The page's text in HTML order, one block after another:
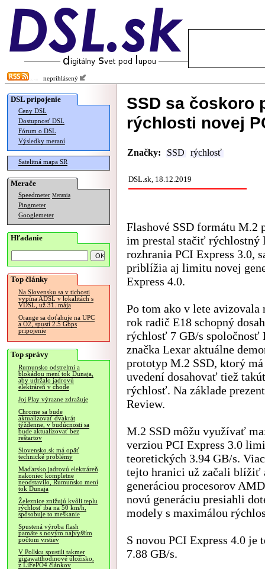
neprihlásený
DSL pripojenie
Ceny DSL
Dostupnosť DSL
Fórum o DSL
Výsledky meraní
Satelitná mapa SR
Merače
Speedmeter Merania
Pingmeter
Googlemeter
Hľadanie
Top články
Na Slovensku sa v tichosti
vypína ADSL v lokalitách s
VDSL, už 31. mája
Orange sa doťahuje na UPC
a O2, spustí 2.5 Gbps
pripojenie
Top správy
Rumunsko odstrelmi a
blokádou mení tok Dunaja,
aby udržalo jadrovú
elektráreň v chode
Joj Play výrazne zdražuje
Chrome sa bude
aktualizovať dvakrát
týždenne, v budúcnosti sa
bude aktualizovať bez
reštartov
Slovensko.sk má opäť
technické problémy
Maďarsko jadrovú elektráreň
nakoniec kompletne
neodstavilo, Rumunsko mení
tok Dunaja
Železnice znižujú kvôli teplu
rýchlosť iba na 50 km/h,
spôsobuje to meškanie
Spustená výroba flash
pamäte s novým najvyšším
počtom vrstiev
V Poľsku spustili takmer
gigawatthodinové úložisko,
z LiFePO4 článkov
SSD sa čoskoro
rýchlosti novej
Značky: SSD rýchlosť
DSL.sk, 18.12.2019
Flashové SSD formátu M.2
im prestal stačiť
rozhrania PCI Express 3.0,
priblížia aj limitu novej
Express 4.0.
Po tom ako v lete avizovala
rok radič E18 schopný
rýchlosť 7 GB/s spoločnosť
značka Lexar aktuálne
prototyp M.2 SSD, ktorý
uvedení dosahovať tiež
rýchlosť. Na základe
Review.
M.2 SSD môžu využívať
verziou PCI Express 3.0
teoretických 3.94 GB/s.
tejto hranici už začali blížiť
generáciou procesorov
novú generáciu presiahli
modely s maximálou
S novou PCI Express 4.0
7.88 GB/s.